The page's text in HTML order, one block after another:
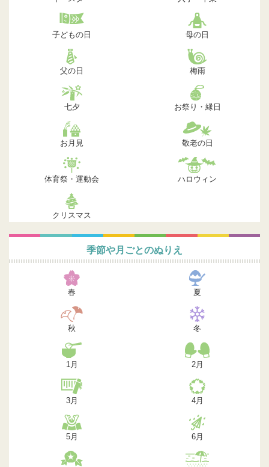
子どもの日 母の日
父の日 梅雨
七夕 お祭り・縁日
お月見 敬老の日
体育祭・運動会 ハロウィン
クリスマス
季節や月ごとのぬりえ
春 夏
秋 冬
1月 2月
3月 4月
5月 6月